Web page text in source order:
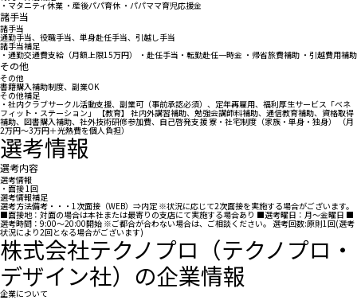
・マタニティ休業 ・産後パパ育休 ・パパママ育児応援金
諸手当
諸手当
通勤手当、役職手当、単身赴任手当、引越し手当
諸手当補足
・通勤交通費支給（月額上限15万円） ・赴任手当・転勤赴任一時金 ・帰省旅費補助 ・引越費用補助
その他
その他
書籍購入補助制度、副業OK
その他補足
・社内クラブサークル活動支援、副業可（事前承認必須）、定年再雇用、福利厚生サービス「ベネ
フィット・ステーション」 【教育】 社内外講習補助、勉強会講師料補助、通信教育補助、資格取得
補助、図書購入補助、社外技術研修参加費、自己啓発支援 寮・社宅制度（家族・単身・独身） （月
2万円～3万円＋光熱費を個人負担）
選考情報
選考内容
選考情報
・面接 1回
選考情報補足
選考方法備考・・・1次面接（WEB）⇒内定 ※状況に応じて2次面接を実施する場合がございます。
■面接地：対面の場合は本社または最寄りの支店にて実施する場合あり ■選考曜日：月～金曜日 ■
選考時間：9:00～20:00開始 ※ご都合が合わない場合は、ご相談ください。 選考回数:原則1回(選考
状況により2回となる場合がございます)
株式会社テクノプロ（テクノプロ・
デザイン社）の企業情報
企業について